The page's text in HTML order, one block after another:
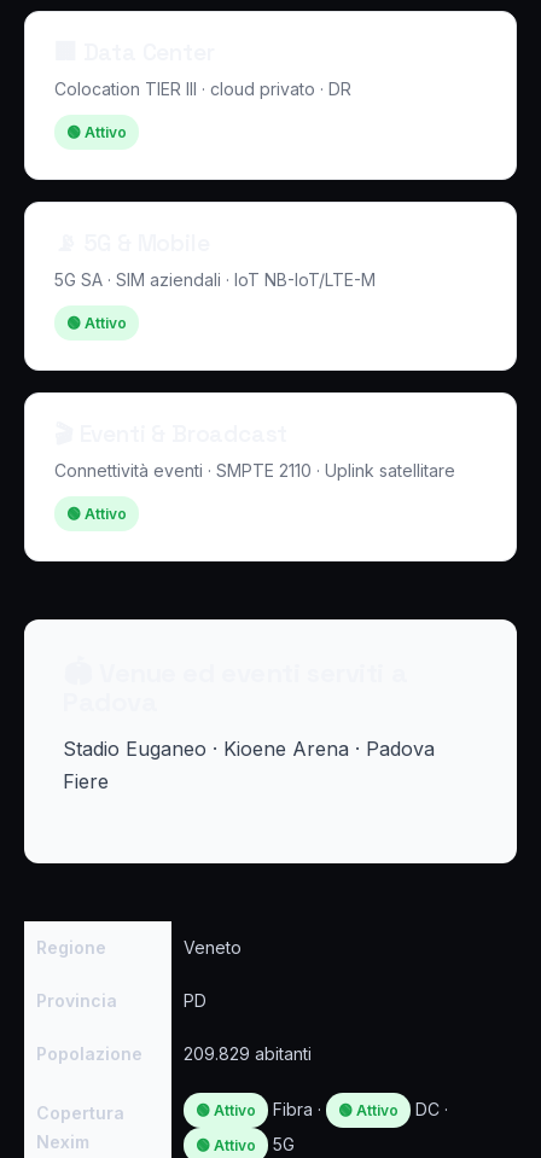
Colocation TIER III · cloud privato · DR
🟢 Attivo
5G SA · SIM aziendali · IoT NB-IoT/LTE-M
🟢 Attivo
Connettività eventi · SMPTE 2110 · Uplink satellitare
🟢 Attivo
Stadio Euganeo · Kioene Arena · Padova
Fiere
Regione Veneto
Provincia PD
Popolazione 209.829 abitanti
Copertura
Nexim
🟢 Attivo Fibra · 🟢 Attivo DC ·
🟢 Attivo 5G